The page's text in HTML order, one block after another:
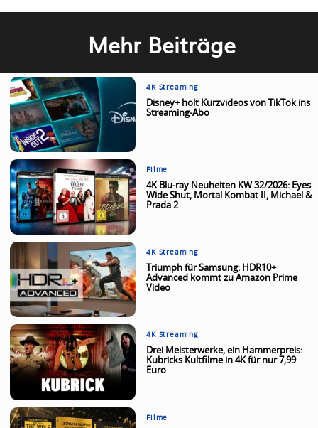
Mehr Beiträge
4K Streaming
Disney+ holt Kurzvideos von TikTok ins
Streaming-Abo
Filme
4K Blu-ray Neuheiten KW 32/2026: Eyes
Wide Shut, Mortal Kombat II, Michael &
Prada 2
4K Streaming
Triumph für Samsung: HDR10+
Advanced kommt zu Amazon Prime
Video
4K Streaming
Drei Meisterwerke, ein Hammerpreis:
Kubricks Kultfilme in 4K für nur 7,99
Euro
Filme